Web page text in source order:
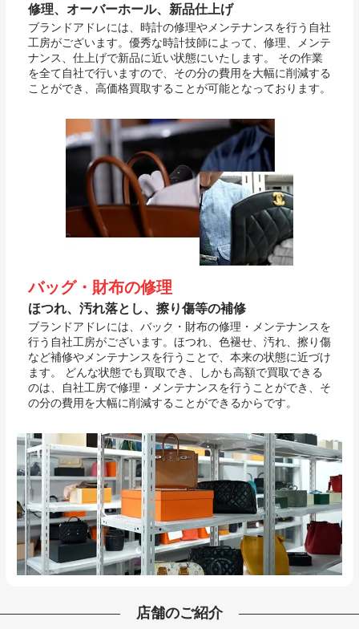
修理、オーバーホール、新品仕上げ
ブランドアドレには、時計の修理やメンテナンスを行う自社
工房がございます。優秀な時計技師によって、修理、メンテ
ナンス、仕上げで新品に近い状態にいたします。 その作業
を全て自社で行いますので、その分の費用を大幅に削減する
ことができ、高価格買取することが可能となっております。
バッグ・財布の修理
ほつれ、汚れ落とし、擦り傷等の補修
ブランドアドレには、バック・財布の修理・メンテナンスを
行う自社工房がございます。ほつれ、色褪せ、汚れ、擦り傷
など補修やメンテナンスを行うことで、本来の状態に近づけ
ます。 どんな状態でも買取でき、しかも高額で買取できる
のは、自社工房で修理・メンテナンスを行うことができ、そ
の分の費用を大幅に削減することができるからです。
店舗のご紹介